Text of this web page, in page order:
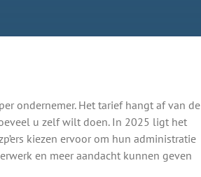
ondernemer. Het tarief hangt af van de
u zelf wilt doen. In 2025 ligt het
kiezen ervoor om hun administratie
en meer aandacht kunnen geven